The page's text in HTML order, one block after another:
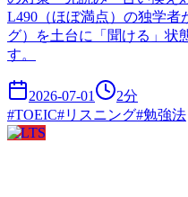
L490（ほぼ満点）の独学者
グ）を土台に「聞ける」状
す。
2026-07-01 2分
#TOEIC#リスニング#勉強法
IELTS